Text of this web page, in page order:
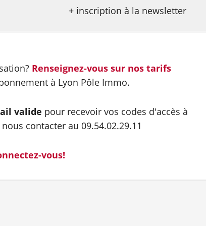
+ inscription à la newsletter
Renseignez-vous sur nos tarifs
à Lyon Pôle Immo.
valide pour recevoir vos codes d'accès à
contacter au 09.54.02.29.11
vous!